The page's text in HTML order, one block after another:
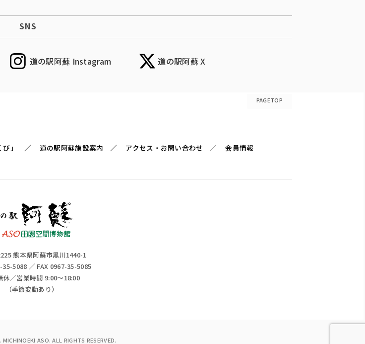
SNS
道の駅阿蘇 Instagram 道の駅阿蘇 X
PAGETOP
」 道の駅阿蘇施設案内 アクセス・お問い合わせ 会員情報
熊本県阿蘇市黒川1440-1
35-5088 ／ FAX 0967-35-5085
休／営業時間 9:00～18:00
（季節変動あり）
ASO. ALL RIGHTS RESERVED.